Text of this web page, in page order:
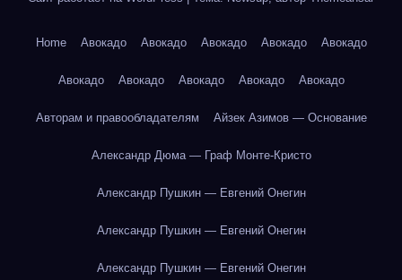
Home Авокадо Авокадо Авокадо Авокадо Авокадо
Авокадо Авокадо Авокадо Авокадо Авокадо
Авторам и правообладателям Айзек Азимов — Основание
Александр Дюма — Граф Монте-Кристо
Александр Пушкин — Евгений Онегин
Александр Пушкин — Евгений Онегин
Александр Пушкин — Евгений Онегин